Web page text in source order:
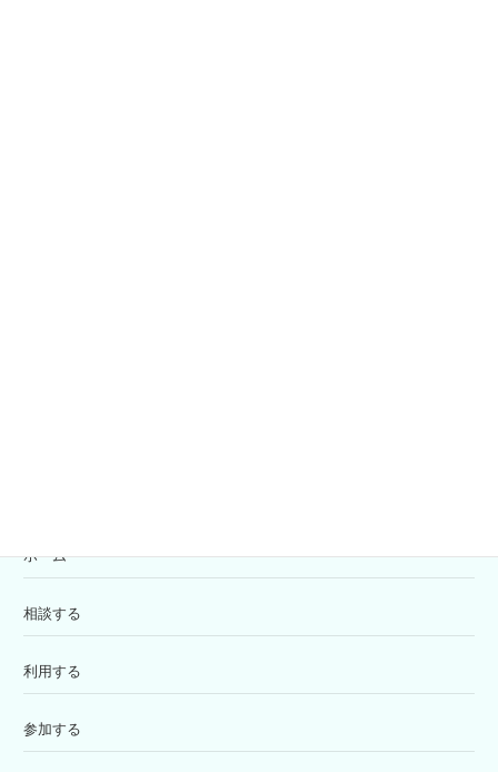
ホーム
相談する
利用する
参加する